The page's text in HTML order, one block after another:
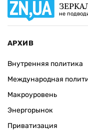
не
АРХИВ
Внутренняя политика
Международная
Макроуровень
Энергорынок
Приватизация